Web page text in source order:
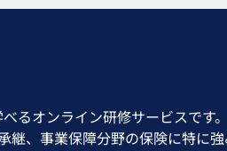
るオンライン研修サービスで
、事業保障分野の保険に特に強